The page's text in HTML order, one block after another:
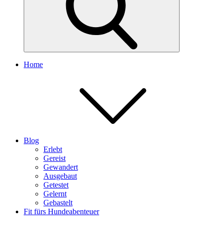
Home
Blog
Erlebt
Gereist
Gewandert
Ausgebaut
Getestet
Gelernt
Gebastelt
Fit fürs Hundeabenteuer